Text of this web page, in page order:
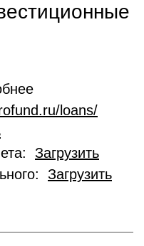
loans/
Загрузить
Загрузить